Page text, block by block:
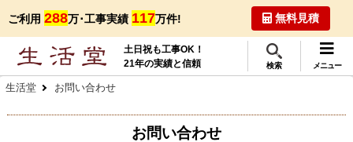
ご利用 288万･工事実績 117万件! 無料見積
土日祝も工事OK！
21年の実績と信頼
検索 メニュー
生活堂 お問い合わせ
お問い合わせ